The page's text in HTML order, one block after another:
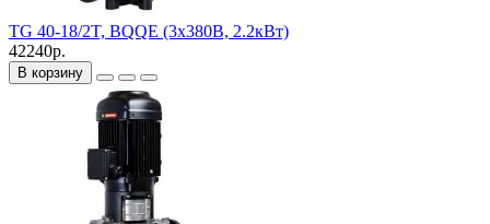
TG 40-18/2T, BQQE (3х380В, 2.2кВт)
42240р.
В корзину